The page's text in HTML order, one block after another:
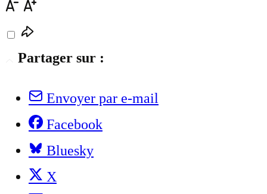
Partager sur :
Envoyer par e-mail
Facebook
Bluesky
X